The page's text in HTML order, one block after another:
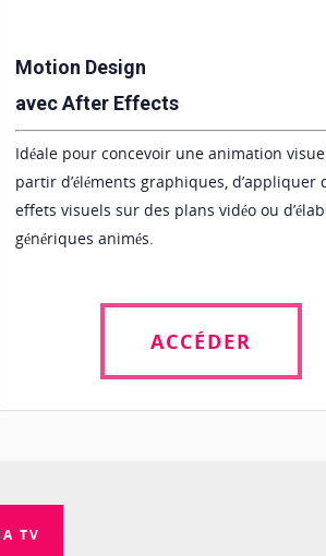
Motion Design
avec After Effects
Idéale pour concevoir une animation
partir d’éléments graphiques, d’appliquer
effets visuels sur des plans vidéo ou
génériques animés.
ACCÉDER
TV